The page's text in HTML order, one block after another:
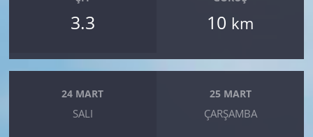
3.3 10 km
24 MART
SALI
25 MART
ÇARŞAMBA